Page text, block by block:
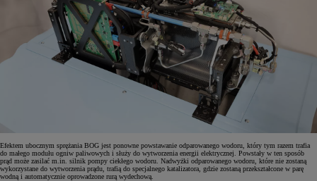
Efektem ubocznym sprężania BOG jest ponowne powstawanie odparowanego wodoru, który tym razem trafia
do małego modułu ogniw paliwowych i służy do wytworzenia energii elektrycznej. Powstały w ten sposób
prąd może zasilać m.in. silnik pompy ciekłego wodoru. Nadwyżki odparowanego wodoru, które nie zostaną
wykorzystane do wytworzenia prądu, trafią do specjalnego katalizatora, gdzie zostaną przekształcone w parę
wodną i automatycznie oprowadzone rurą wydechową.